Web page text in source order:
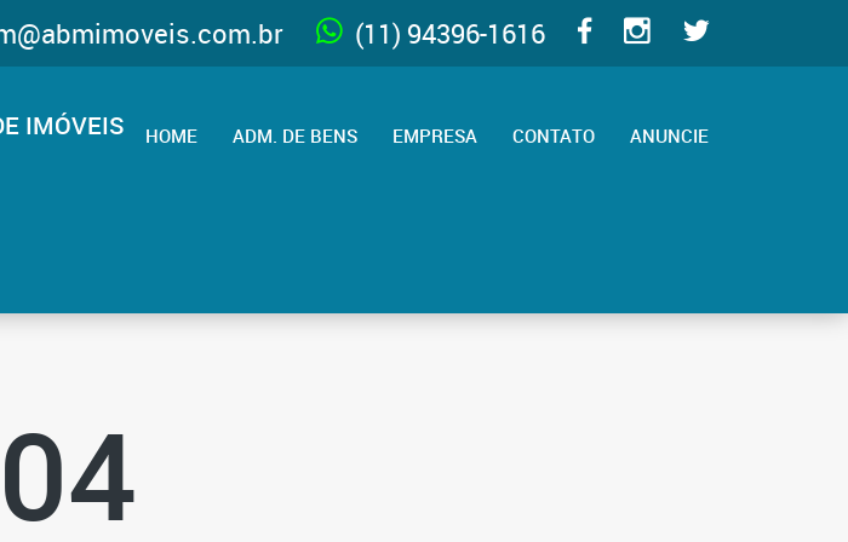
(11) 94396-1616
IMÓVEIS HOME ADM. DE BENS EMPRESA CONTATO ANUNCIE